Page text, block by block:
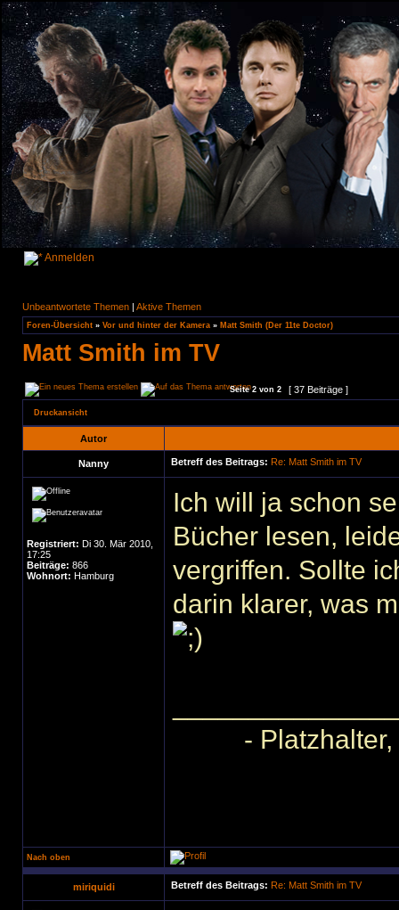
Anmelden
Unbeantwortete Themen | Aktive Themen
Foren-Übersicht » Vor und hinter der Kamera » Matt Smith (Der 11te Doctor)
Matt Smith im TV
Seite2 von 2 [ 37 Beiträge ]
Druckansicht
Autor
Nanny Betreff des Beitrags: Re: Matt Smith im TV
Registriert: Di 30. Mär 2010,
17:25
Beiträge: 866
Wohnort: Hamburg
Ich will ja schon
Bücher lesen,
vergriffen. Sollte
darin klarer, was
-
Nach oben
miriquidi Betreff des Beitrags: Re: Matt Smith im TV